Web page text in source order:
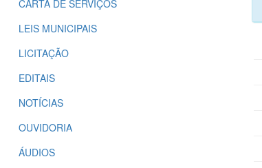
CARTA DE SERVIÇOS
LEIS MUNICIPAIS
LICITAÇÃO
EDITAIS
NOTÍCIAS
OUVIDORIA
ÁUDIOS